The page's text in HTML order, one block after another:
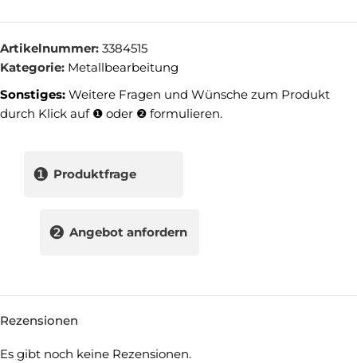
Artikelnummer: 3384515
Kategorie: Metallbearbeitung
Sonstiges: Weitere Fragen und Wünsche zum Produkt
durch Klick auf ❶ oder ❷ formulieren.
❶ Produktfrage
❷ Angebot anfordern
Rezensionen
Es gibt noch keine Rezensionen.